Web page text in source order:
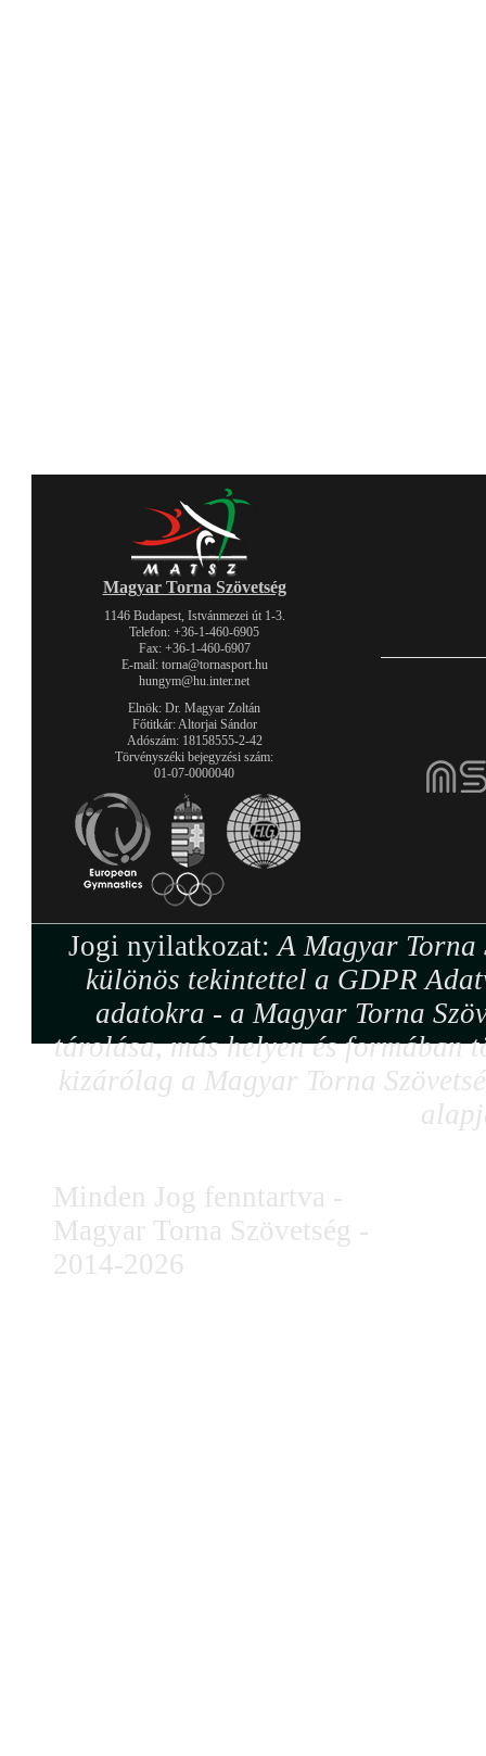
Magyar Torna Szövetség
1146 Budapest, Istvánmezei út 1-3.
Telefon: +36-1-460-6905
Fax: +36-1-460-6907
E-mail: torna@tornasport.hu
hungym@hu.inter.net
Elnök: Dr. Magyar Zoltán
Főtitkár: Altorjai Sándor
Adószám: 18158555-2-42
Törvényszéki bejegyzési szám:
01-07-0000040
Jogi nyilatkozat:A Magyar Torna
különös tekintettel a GDPR
adatokra - a Magyar Torna
tárolása, más helyen és formában
kizárólag a Magyar Torna
Minden Jog fenntartva -
Magyar Torna Szövetség -
2014-2026